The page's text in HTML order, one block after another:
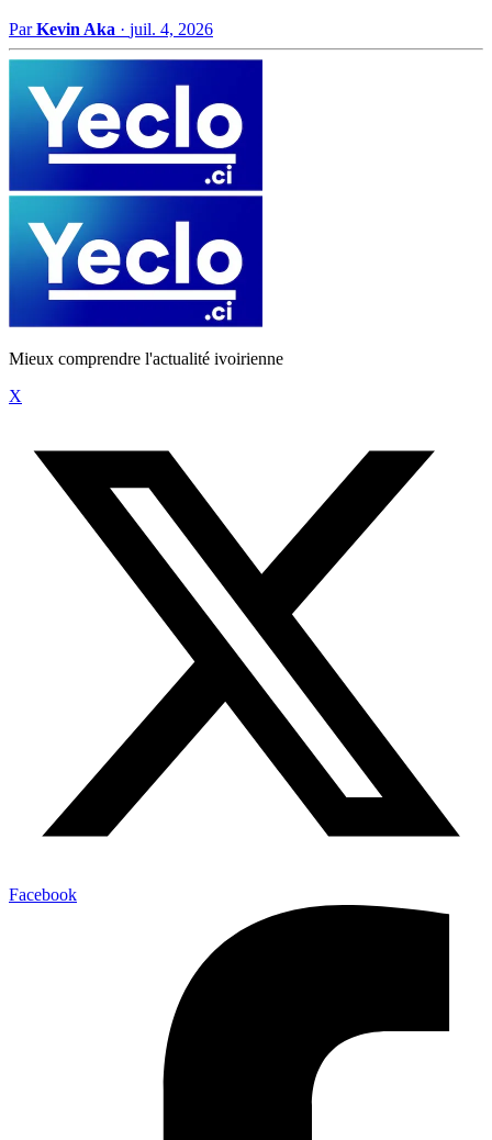
ParKevin Aka · juil. 4, 2026
Mieux comprendre l'actualité ivoirienne
X
Facebook